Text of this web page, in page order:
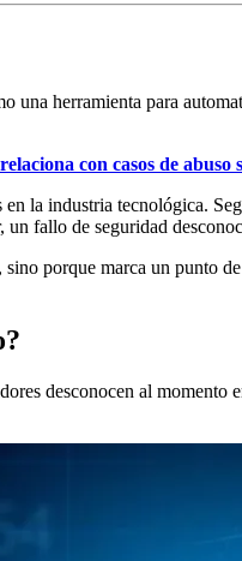
una herramienta para
con casos de abuso
la industria tecnológica.
un fallo de seguridad
porque marca un punto
desconocen al